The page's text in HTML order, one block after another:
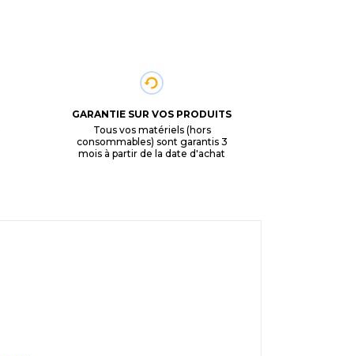
GARANTIE SUR VOS PRODUITS
Tous vos matériels (hors
consommables) sont garantis 3
mois à partir de la date d'achat